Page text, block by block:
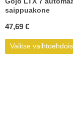
saippuakone
47,69 €
Valitse